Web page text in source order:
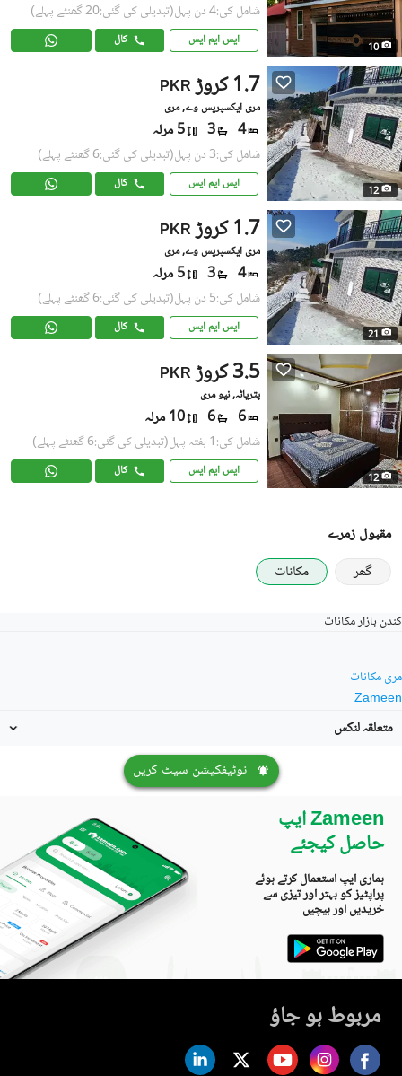
10
شامل کی:4 دن پہل (تبدیلی کی گئی:20 گھنٹے پہلے)
ایس ایم ایس کال
12
PKR 1.7 کروڑ
مری ایکسپریس وے, مری
4
3 5 مرلہ
شامل کی:3 دن پہل (تبدیلی کی گئی:6 گھنٹے پہلے)
ایس ایم ایس کال
21
PKR 1.7 کروڑ
مری ایکسپریس وے, مری
4
3 5 مرلہ
شامل کی:5 دن پہل (تبدیلی کی گئی:6 گھنٹے پہلے)
ایس ایم ایس کال
12
PKR 3.5 کروڑ
پتریاٹہ, نیو مری
6
6 10 مرلہ
شامل کی:1 ہفتہ پہل (تبدیلی کی گئی:6 گھنٹے پہلے)
ایس ایم ایس کال
مقبول زمرے
گھر
مکانات
Zameen
مری مکانات
کندن بازار مکانات
متعلقہ لنکس
نوٹیفکیشن سیٹ کریں
Zameen ایپ
حاصل کیجئے
ہماری ایپ استعمال کرتے ہوئے
پراپٹیز کو بہتر اور تیزی سے
خریدیں اور بیچیں
مربوط ہو جاؤ